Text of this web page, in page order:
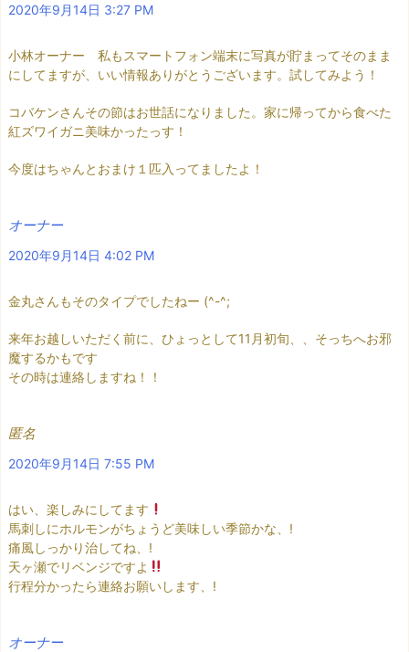
2020年9月14日 3:27 PM
小林オーナー 私もスマートフォン端末に写真が貯まってそのまま
にしてますが、いい情報ありがとうございます。試してみよう！
コバケンさんその節はお世話になりました。家に帰ってから食べた
紅ズワイガニ美味かったっす！
今度はちゃんとおまけ１匹入ってましたよ！
オーナー
2020年9月14日 4:02 PM
金丸さんもそのタイプでしたねー (^-^;
来年お越しいただく前に、ひょっとして11月初旬、、そっちへお邪
魔するかもです
その時は連絡しますね！！
匿名
2020年9月14日 7:55 PM
はい、楽しみにしてます
馬刺しにホルモンがちょうど美味しい季節かな、!
痛風しっかり治してね、!
天ヶ瀬でリベンジですよ
行程分かったら連絡お願いします、!
オーナー